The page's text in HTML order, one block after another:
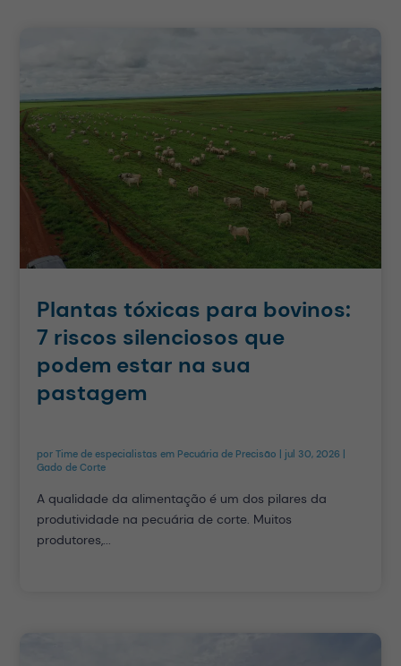
Plantas tóxicas para bovinos:
7 riscos silenciosos que
podem estar na sua
pastagem
porTime de especialistas em Pecuária de Precisão jul 30, 2026
Gado de Corte
A qualidade da alimentação é um dos pilares da
produtividade na pecuária de corte. Muitos
produtores,...